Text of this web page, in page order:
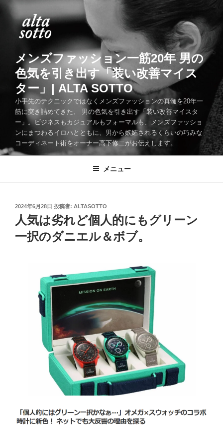
メンズファッション一筋20年 男の
色気を引き出す「装い改善マイス
ター」| ALTA SOTTO
小手先のテクニックではなくメンズファッションの真髄を20年一
筋に突き詰めてきた、 男の色気を引き出す「装い改善マイスタ
ー」。ビジネスもカジュアルもフォーマルも、メンズファッショ
ンにまつわるイロハとともに、男から嫉妬されるくらいの巧みな
コーディネート術をオーナー高下修二がお伝えします。
メニュー
投
日:
2024年6月28日 投稿者: ALTASOTTO
人気は劣れど個人的にもグリーン
一択のダニエル＆ボブ。